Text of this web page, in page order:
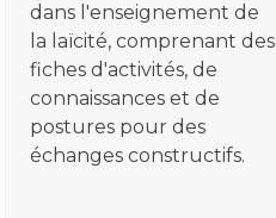
dans l'enseignement de
la laïcité, comprenant des
fiches d'activités, de
connaissances et de
postures pour des
échanges constructifs.